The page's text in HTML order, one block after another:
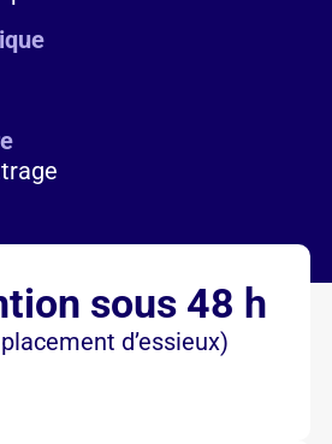
sous 48 h
d’essieux)